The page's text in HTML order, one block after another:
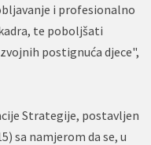
i profesionalno
te poboljšati
postignuća djece",
Strategije, postavljen
sa namjerom da se, u